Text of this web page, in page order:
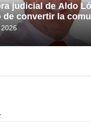
judicial de Aldo
de convertir la